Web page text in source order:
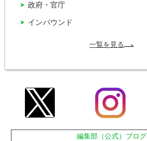
インバウンド
政府・官庁
一覧を見る
編集部（公式）ブログ